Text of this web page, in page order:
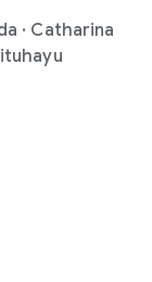
· Catharina